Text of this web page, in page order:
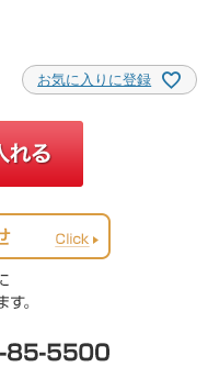
お気に入りに登録